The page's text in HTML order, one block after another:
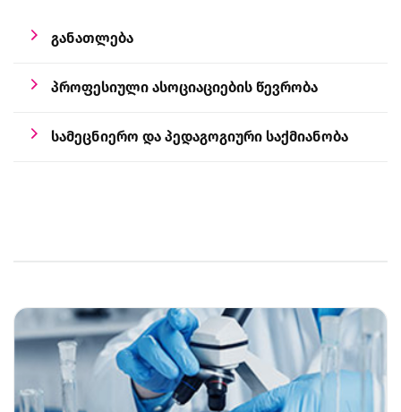
განათლება
პროფესიული ასოციაციების წევრობა
სამეცნიერო და პედაგოგიური საქმიანობა